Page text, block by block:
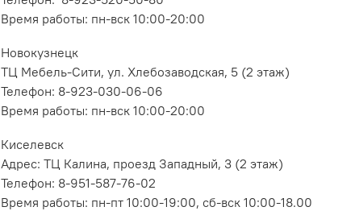
Время работы: пн-вск 10:00-20:00
Новокузнецк
ТЦ Мебель-Сити, ул. Хлебозаводская, 5 (2 этаж)
Телефон: 8-923-030-06-06
Время работы: пн-вск 10:00-20:00
Киселевск
Адрес: ТЦ Калина, проезд Западный, 3 (2 этаж)
Телефон: 8-951-587-76-02
Время работы: пн-пт 10:00-19:00, сб-вск 10:00-18.00